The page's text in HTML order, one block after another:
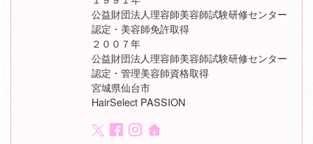
公益財団法人理容師美容師試験研修センター
認定・美容師免許取得
２００７年
公益財団法人理容師美容師試験研修センター
認定・管理美容師資格取得
宮城県仙台市
HairSelect PASSION